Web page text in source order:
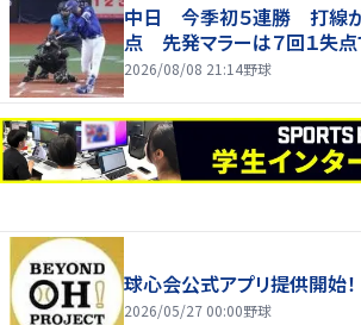
中日 今季初５連勝 打線
点 先発マラーは７回１失点
2026/08/08 21:14野球
球心会公式アプリ提供開始！
2026/05/27 00:00野球